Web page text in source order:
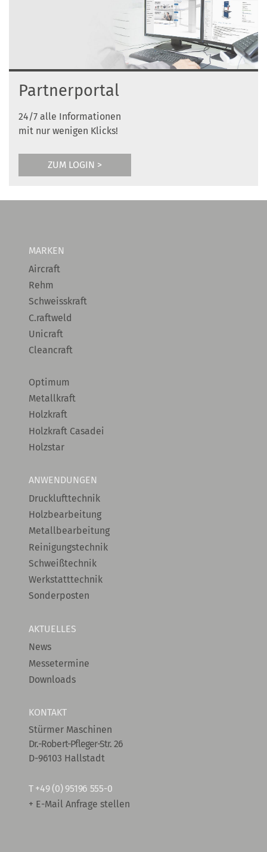
Partnerportal
24/7 alle Informationen
mit nur wenigen Klicks!
ZUM LOGIN >
MARKEN
Aircraft
Rehm
Schweisskraft
C.raftweld
Unicraft
Cleancraft
Optimum
Metallkraft
Holzkraft
Holzkraft Casadei
Holzstar
ANWENDUNGEN
Drucklufttechnik
Holzbearbeitung
Metallbearbeitung
Reinigungstechnik
Schweißtechnik
Werkstatttechnik
Sonderposten
AKTUELLES
News
Messetermine
Downloads
KONTAKT
Stürmer Maschinen
Dr.-Robert-Pfleger-Str. 26
D-96103 Hallstadt
T +49 (0) 95196 555-0
+ E-Mail Anfrage stellen